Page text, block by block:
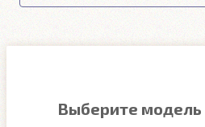
Выберите модель